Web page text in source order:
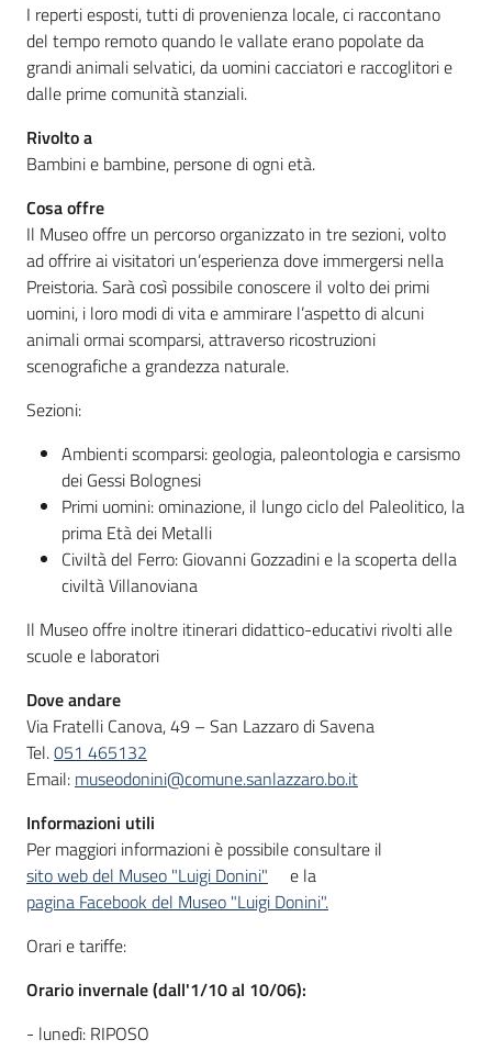
I reperti esposti, tutti di provenienza locale, ci raccontano
del tempo remoto quando le vallate erano popolate da
grandi animali selvatici, da uomini cacciatori e raccoglitori e
dalle prime comunità stanziali.
Rivolto a
Bambini e bambine, persone di ogni età.
Cosa offre
Il Museo offre un percorso organizzato in tre sezioni, volto
ad offrire ai visitatori un’esperienza dove immergersi nella
Preistoria. Sarà così possibile conoscere il volto dei primi
uomini, i loro modi di vita e ammirare l’aspetto di alcuni
animali ormai scomparsi, attraverso ricostruzioni
scenografiche a grandezza naturale.
Sezioni:
Ambienti scomparsi: geologia, paleontologia e carsismo
dei Gessi Bolognesi
Primi uomini: ominazione, il lungo ciclo del Paleolitico, la
prima Età dei Metalli
Civiltà del Ferro: Giovanni Gozzadini e la scoperta della
civiltà Villanoviana
Il Museo offre inoltre itinerari didattico-educativi rivolti alle
scuole e laboratori
Dove andare
Via Fratelli Canova, 49 – San Lazzaro di Savena
Tel.051 465132
Email: museodonini@comune.sanlazzaro.bo.it
Informazioni utili
Per maggiori informazioni è possibile consultare il
sito web del Museo "Luigi Donini"
e la
pagina Facebook del Museo "Luigi Donini".
Orari e tariffe:
Orario invernale (dall'1/10 al 10/06):
- lunedì: RIPOSO